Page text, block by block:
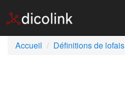
Accueil
Définitions de lofais